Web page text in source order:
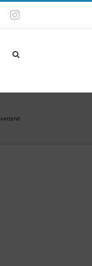
FacebookInstagram